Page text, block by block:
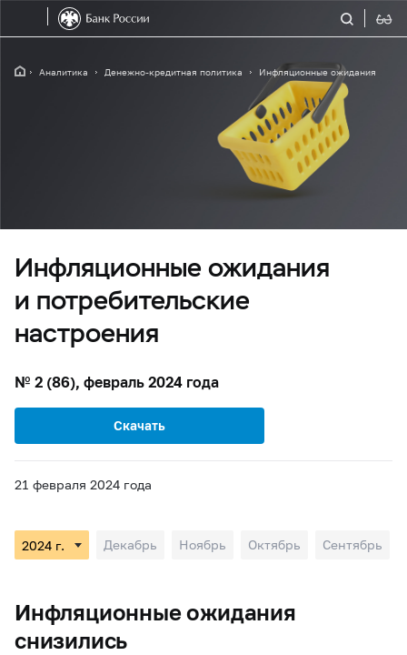
Аналитика Денежно-кредитная политика Инфляционные ожидания
Инфляционные ожидания
и потребительские
настроения
№ 2 (86), февраль 2024 года
Скачать
21 февраля 2024 года
Декабрь Ноябрь Октябрь Сентябрь
Инфляционные ожидания
снизились